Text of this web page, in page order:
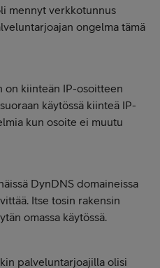
mennyt verkkotunnus
ongelma tämä
kiinteän IP-osoitteen
käytössä kiinteä IP-
kun osoite ei muutu
DynDNS domaineissa
Itse tosin rakensin
omassa käytössä.
palveluntarjoajilla olisi